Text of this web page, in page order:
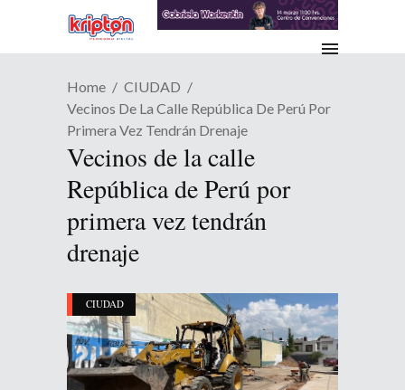
Home
CIUDAD
Vecinos De La Calle República De Perú Por
Primera Vez Tendrán Drenaje
Vecinos de la calle
República de Perú por
primera vez tendrán
drenaje
CIUDAD